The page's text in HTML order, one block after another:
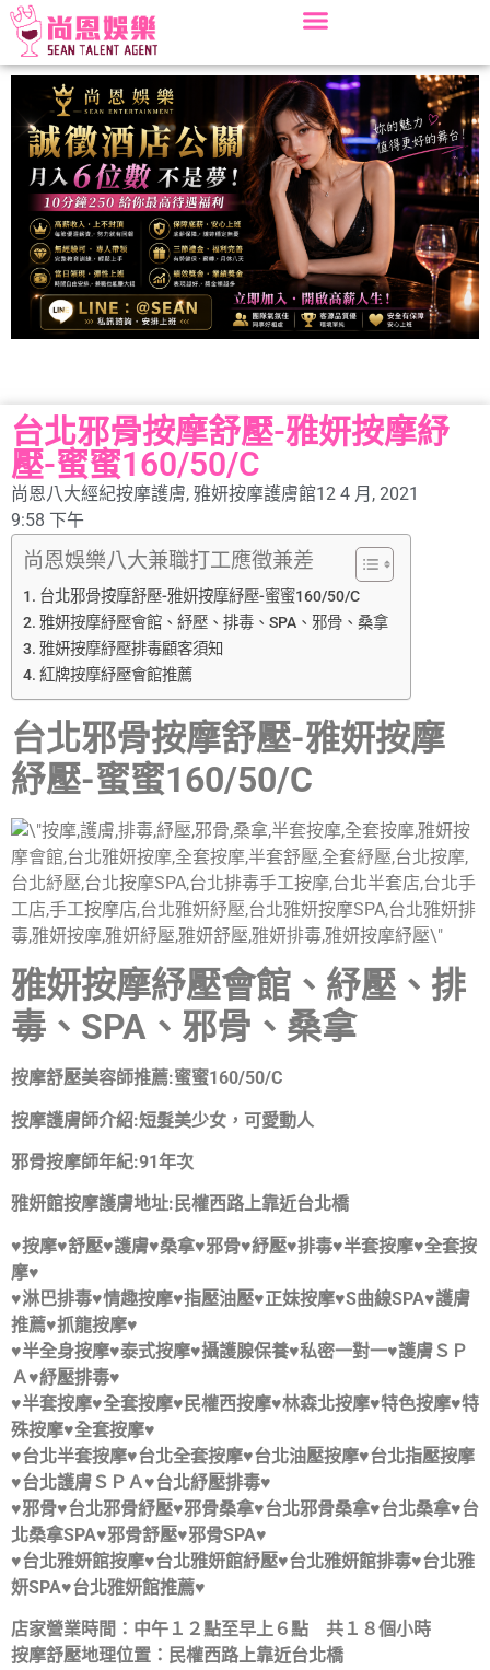
台北邪骨按摩舒壓-雅妍按摩紓
壓-蜜蜜160/50/C
尚恩八大經紀按摩護膚, 雅妍按摩護膚館12 4 月, 2021
9:58 下午
尚恩娛樂八大兼職打工應徵兼差
台北邪骨按摩舒壓-雅妍按摩紓壓-蜜蜜160/50/C
雅妍按摩紓壓會館、紓壓、排毒、SPA、邪骨、桑拿
雅妍按摩紓壓排毒顧客須知
紅牌按摩紓壓會館推薦
台北邪骨按摩舒壓-雅妍按摩
紓壓-蜜蜜160/50/C
雅妍按摩紓壓會館、紓壓、排
毒、SPA、邪骨、桑拿
按摩舒壓美容師推薦:蜜蜜160/50/C
按摩護膚師介紹:短髮美少女，可愛動人
邪骨按摩師年紀:91年次
雅妍館按摩護膚地址:民權西路上靠近台北橋
♥按摩♥舒壓♥護膚♥桑拿♥邪骨♥紓壓♥排毒♥半套按摩♥全套按
摩♥
♥淋巴排毒♥情趣按摩♥指壓油壓♥正妹按摩♥S曲線SPA♥護膚
推薦♥抓龍按摩♥
♥半全身按摩♥泰式按摩♥攝護腺保養♥私密一對一♥護膚ＳＰ
Ａ♥紓壓排毒♥
♥半套按摩♥全套按摩♥民權西按摩♥林森北按摩♥特色按摩♥特
殊按摩♥全套按摩♥
♥台北半套按摩♥台北全套按摩♥台北油壓按摩♥台北指壓按摩
♥台北護膚ＳＰＡ♥台北紓壓排毒♥
♥邪骨♥台北邪骨紓壓♥邪骨桑拿♥台北邪骨桑拿♥台北桑拿♥台
北桑拿SPA♥邪骨舒壓♥邪骨SPA♥
♥台北雅妍館按摩♥台北雅妍館紓壓♥台北雅妍館排毒♥台北雅
妍SPA♥台北雅妍館推薦♥
店家營業時間：中午１２點至早上６點 共１８個小時
按摩舒壓地理位置：民權西路上靠近台北橋